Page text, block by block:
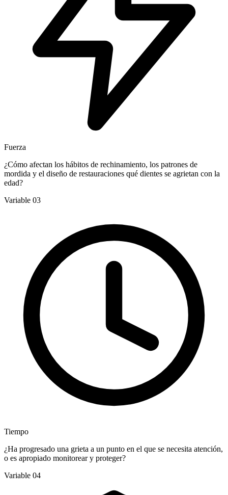
Fuerza
¿Cómo afectan los hábitos de rechinamiento, los patrones de
mordida y el diseño de restauraciones qué dientes se agrietan con la
edad?
Variable 03
Tiempo
¿Ha progresado una grieta a un punto en el que se necesita atención,
o es apropiado monitorear y proteger?
Variable 04